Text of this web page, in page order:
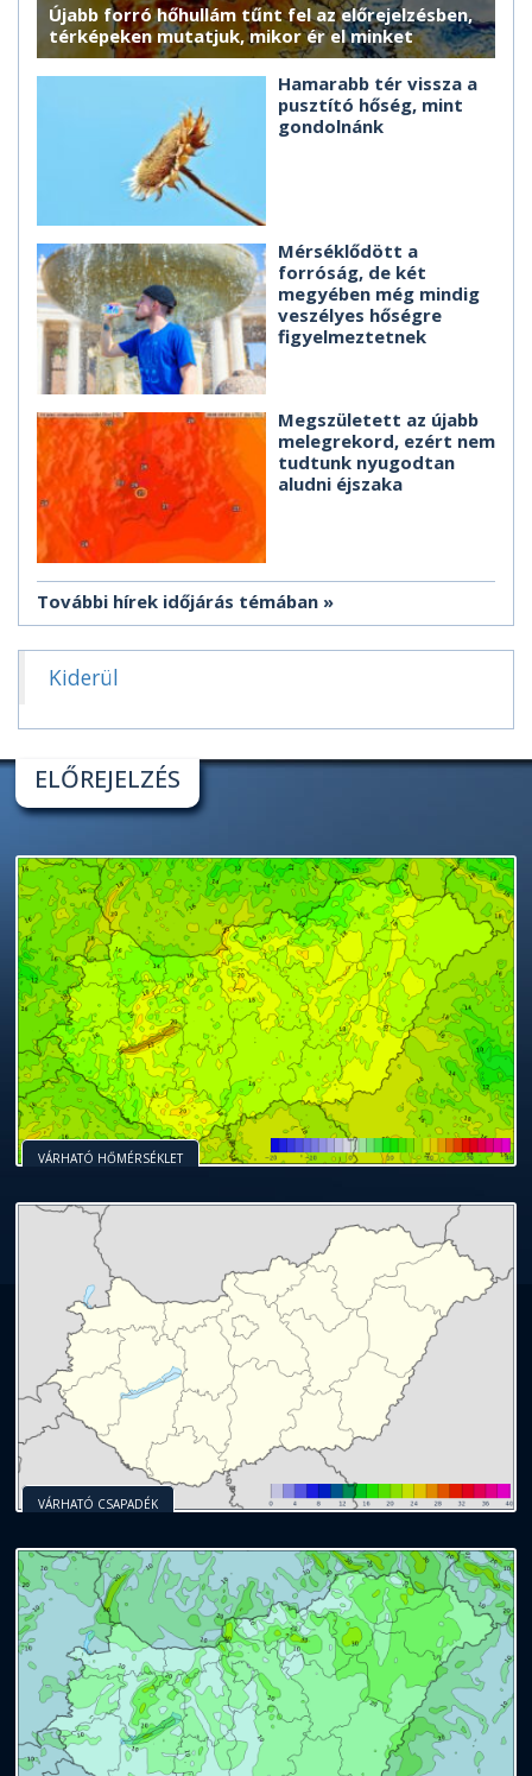
Újabb forró hőhullám tűnt fel az előrejelzésben,
térképeken mutatjuk, mikor ér el minket
Hamarabb tér vissza a
pusztító hőség, mint
gondolnánk
Mérséklődött a
forróság, de két
megyében még mindig
veszélyes hőségre
figyelmeztetnek
Megszületett az újabb
melegrekord, ezért nem
tudtunk nyugodtan
aludni éjszaka
További hírek időjárás témában
Kiderül
ELŐREJELZÉS
VÁRHATÓ HŐMÉRSÉKLET
VÁRHATÓ CSAPADÉK